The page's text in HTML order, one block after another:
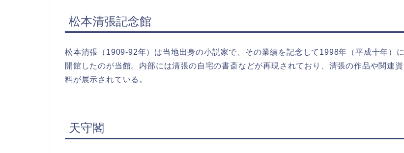
松本清張記念館
松本清張（1909-92年）は当地出身の小説家で、その業績を記念して1998年（平成十年）に
開館したのが当館。内部には清張の自宅の書斎などが再現されており、清張の作品や関連資
料が展示されている。
天守閣